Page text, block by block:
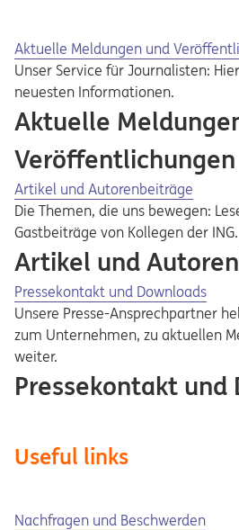
Aktuelle Meldungen und
Unser Service für Journalisten:
neuesten Informationen.
Aktuelle
Veröffentlichungen
Artikel und Autorenbeiträge
Die Themen, die uns bewegen:
Gastbeiträge von Kollegen der ING.
Artikel und
Pressekontakt und Downloads
Unsere Presse-Ansprechpartner
zum Unternehmen, zu aktuellen
weiter.
Pressekontakt und
Useful links
Nachfragen und Beschwerden